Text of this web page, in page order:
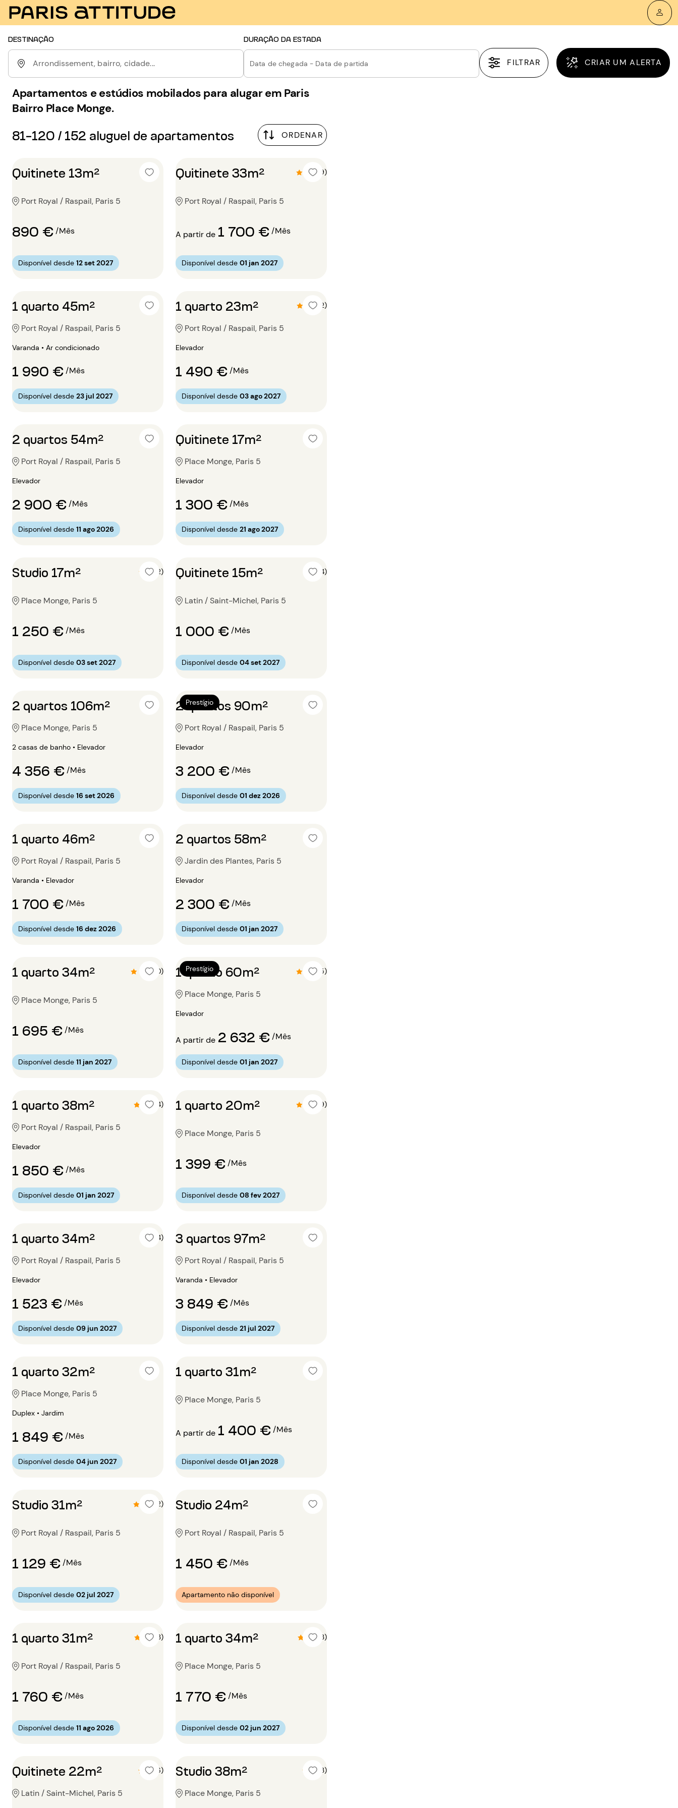
DESTINAÇÃO
Arrondissement, bairro, cidade...
DURAÇÃO DA ESTADA
Data de chegada - Data de partida FILTRAR CRIAR UM ALERTA
Apartamentos e estúdios mobilados para alugar em Paris
Bairro Place Monge.
81-120 / 152 aluguel de apartamentos ORDENAR
Quitinete 13m²
Port Royal / Raspail, Paris 5
890 €/Mês
Disponível desde 12 set 2027
Quitinete 33m² 4.8 (9)
Port Royal / Raspail, Paris 5
A partir de 1 700 €/Mês
Disponível desde 01 jan 2027
1 quarto 45m²
Port Royal / Raspail, Paris 5
Varanda • Ar condicionado
1 990 €/Mês
Disponível desde 23 jul 2027
1 quarto 23m² 4.5 (2)
Port Royal / Raspail, Paris 5
Elevador
1 490 €/Mês
Disponível desde 03 ago 2027
2 quartos 54m²
Port Royal / Raspail, Paris 5
Elevador
2 900 €/Mês
Disponível desde 11 ago 2026
Quitinete 17m²
Place Monge, Paris 5
Elevador
1 300 €/Mês
Disponível desde 21 ago 2027
Studio 17m² 5 (2)
Place Monge, Paris 5
1 250 €/Mês
Disponível desde 03 set 2027
Quitinete 15m² 5 (4)
Latin / Saint-Michel, Paris 5
1 000 €/Mês
Disponível desde 04 set 2027
2 quartos 106m²
Place Monge, Paris 5
2 casas de banho • Elevador
4 356 €/Mês
Disponível desde 16 set 2026
Prestígio
2 quartos 90m²
Port Royal / Raspail, Paris 5
Elevador
3 200 €/Mês
Disponível desde 01 dez 2026
1 quarto 46m²
Port Royal / Raspail, Paris 5
Varanda • Elevador
1 700 €/Mês
Disponível desde 16 dez 2026
2 quartos 58m²
Jardin des Plantes, Paris 5
Elevador
2 300 €/Mês
Disponível desde 01 jan 2027
1 quarto 34m² 4.8 (10)
Place Monge, Paris 5
1 695 €/Mês
Disponível desde 11 jan 2027
Prestígio
1 quarto 60m² 4.6 (5)
Place Monge, Paris 5
Elevador
A partir de 2 632 €/Mês
Disponível desde 01 jan 2027
1 quarto 38m² 4.8 (4)
Port Royal / Raspail, Paris 5
Elevador
1 850 €/Mês
Disponível desde 01 jan 2027
1 quarto 20m² 4.9 (9)
Place Monge, Paris 5
1 399 €/Mês
Disponível desde 08 fev 2027
1 quarto 34m² 5 (4)
Port Royal / Raspail, Paris 5
Elevador
1 523 €/Mês
Disponível desde 09 jun 2027
3 quartos 97m²
Port Royal / Raspail, Paris 5
Varanda • Elevador
3 849 €/Mês
Disponível desde 21 jul 2027
1 quarto 32m²
Place Monge, Paris 5
Duplex • Jardim
1 849 €/Mês
Disponível desde 04 jun 2027
1 quarto 31m²
Place Monge, Paris 5
A partir de 1 400 €/Mês
Disponível desde 01 jan 2028
Studio 31m² 4.5 (2)
Port Royal / Raspail, Paris 5
1 129 €/Mês
Disponível desde 02 jul 2027
Studio 24m²
Port Royal / Raspail, Paris 5
1 450 €/Mês
Apartamento não disponível
1 quarto 31m² 4.7 (3)
Port Royal / Raspail, Paris 5
1 760 €/Mês
Disponível desde 11 ago 2026
1 quarto 34m² 4.7 (3)
Place Monge, Paris 5
1 770 €/Mês
Disponível desde 02 jun 2027
Quitinete 22m² 5 (6)
Latin / Saint-Michel, Paris 5
Studio 38m² 5 (3)
Place Monge, Paris 5